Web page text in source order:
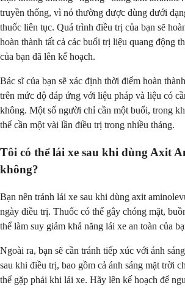
truyền thống, vì nó thường được dùng dưới
thuốc liên tục. Quá trình điều trị của bạn sẽ
hoàn thành tất cả các buổi trị liệu quang động
của bạn đã lên kế hoạch.
Bác sĩ của bạn sẽ xác định thời điểm hoàn
trên mức độ đáp ứng với liệu pháp và liệu có
không. Một số người chỉ cần một buổi, trong
thể cần một vài lần điều trị trong nhiều tháng.
Tôi có thể lái xe sau khi dùng Axit
không?
Bạn nên tránh lái xe sau khi dùng axit
ngày điều trị. Thuốc có thể gây chóng mặt,
thể làm suy giảm khả năng lái xe an toàn của
Ngoài ra, bạn sẽ cần tránh tiếp xúc với ánh
sau khi điều trị, bao gồm cả ánh sáng mặt trời
thể gặp phải khi lái xe. Hãy lên kế hoạch để